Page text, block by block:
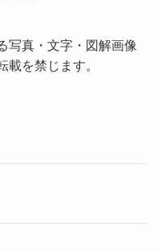
写真・文字・図解画像
載を禁じます。